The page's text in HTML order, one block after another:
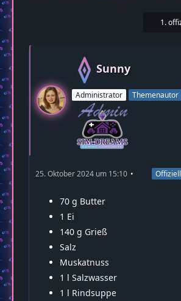
1.
Sunny
Administrator Themenautor
25. Oktober 2024 um 15:10
70 g Butter
1 Ei
140 g Grieß
Salz
Muskatnuss
1 l Salzwasser
1 l Rindsuppe